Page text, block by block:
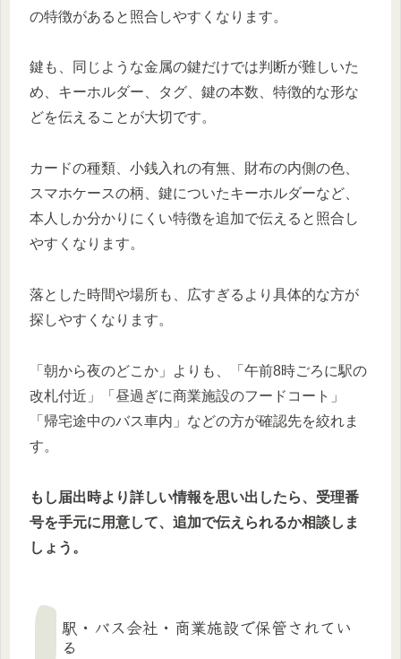
の特徴があると照合しやすくなります。
鍵も、同じような金属の鍵だけでは判断が難しいた
め、キーホルダー、タグ、鍵の本数、特徴的な形な
どを伝えることが大切です。
カードの種類、小銭入れの有無、財布の内側の色、
スマホケースの柄、鍵についたキーホルダーなど、
本人しか分かりにくい特徴を追加で伝えると照合し
やすくなります。
落とした時間や場所も、広すぎるより具体的な方が
探しやすくなります。
「朝から夜のどこか」よりも、「午前8時ごろに駅の
改札付近」「昼過ぎに商業施設のフードコート」
「帰宅途中のバス車内」などの方が確認先を絞れま
す。
もし届出時より詳しい情報を思い出したら、受理番
号を手元に用意して、追加で伝えられるか相談しま
しょう。
駅・バス会社・商業施設で保管されてい
る